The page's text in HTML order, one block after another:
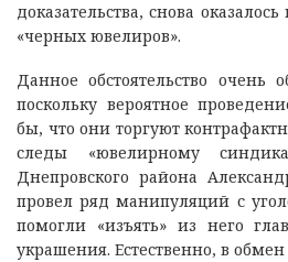
доказательства, снова
«черных ювелиров».
Данное обстоятельство очень
поскольку вероятное
бы, что они торгуют
следы «ювелирному
Днепровского района
провел ряд манипуляций с
помогли «изъять» из него
украшения. Естественно, в обмен